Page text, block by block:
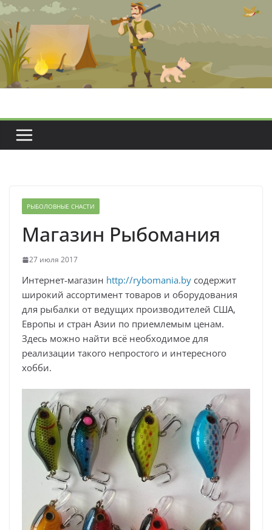
Перейти
содержимому
РЫБОЛОВНЫЕ СНАСТИ
Магазин Рыбомания
27 июля 2017
Интернет-магазин http://rybomania.by содержит
широкий ассортимент товаров и оборудования
для рыбалки от ведущих производителей США,
Европы и стран Азии по приемлемым ценам.
Здесь можно найти всё необходимое для
реализации такого непростого и интересного
хобби.